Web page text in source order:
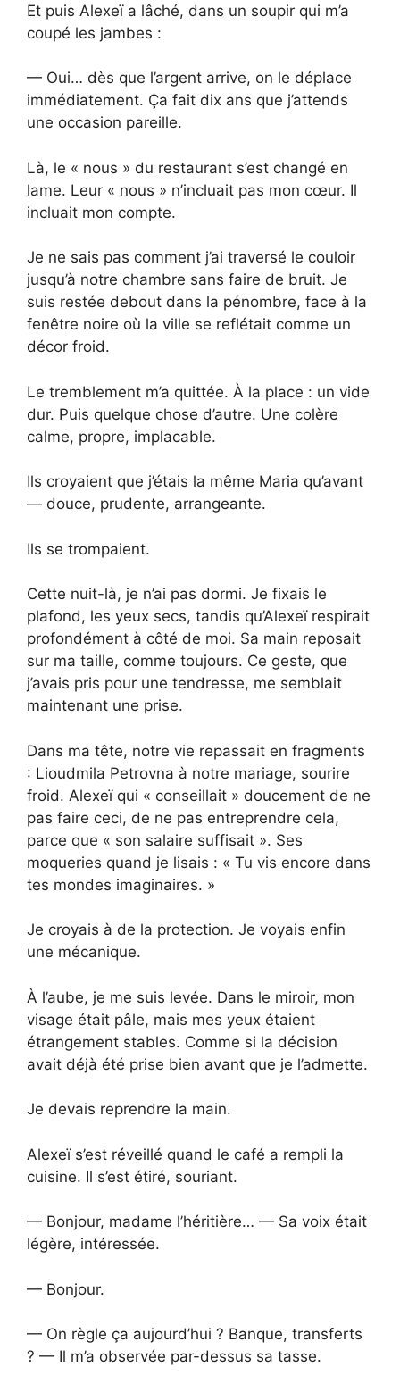
Et puis Alexeï a lâché, dans un soupir qui m’a
coupé les jambes :
— Oui… dès que l’argent arrive, on le déplace
immédiatement. Ça fait dix ans que j’attends
une occasion pareille.
Là, le « nous » du restaurant s’est changé en
lame. Leur « nous » n’incluait pas mon cœur. Il
incluait mon compte.
Je ne sais pas comment j’ai traversé le couloir
jusqu’à notre chambre sans faire de bruit. Je
suis restée debout dans la pénombre, face à la
fenêtre noire où la ville se reflétait comme un
décor froid.
Le tremblement m’a quittée. À la place : un vide
dur. Puis quelque chose d’autre. Une colère
calme, propre, implacable.
Ils croyaient que j’étais la même Maria qu’avant
— douce, prudente, arrangeante.
Ils se trompaient.
Cette nuit-là, je n’ai pas dormi. Je fixais le
plafond, les yeux secs, tandis qu’Alexeï respirait
profondément à côté de moi. Sa main reposait
sur ma taille, comme toujours. Ce geste, que
j’avais pris pour une tendresse, me semblait
maintenant une prise.
Dans ma tête, notre vie repassait en fragments
: Lioudmila Petrovna à notre mariage, sourire
froid. Alexeï qui « conseillait » doucement de ne
pas faire ceci, de ne pas entreprendre cela,
parce que « son salaire suffisait ». Ses
moqueries quand je lisais : « Tu vis encore dans
tes mondes imaginaires. »
Je croyais à de la protection. Je voyais enfin
une mécanique.
À l’aube, je me suis levée. Dans le miroir, mon
visage était pâle, mais mes yeux étaient
étrangement stables. Comme si la décision
avait déjà été prise bien avant que je l’admette.
Je devais reprendre la main.
Alexeï s’est réveillé quand le café a rempli la
cuisine. Il s’est étiré, souriant.
— Bonjour, madame l’héritière… — Sa voix était
légère, intéressée.
— Bonjour.
— On règle ça aujourd’hui ? Banque, transferts
? — Il m’a observée par-dessus sa tasse.